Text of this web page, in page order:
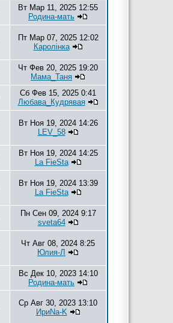
Вт Мар 11, 2025 12:55
Родина-мать
Пт Мар 07, 2025 12:02
Каролiнка
Чт Фев 20, 2025 19:20
Мама_Таня
Сб Фев 15, 2025 0:41
Любава_Кудрявая
Вт Ноя 19, 2024 14:26
LEV_58
Вт Ноя 19, 2024 14:25
La FieSta
Вт Ноя 19, 2024 13:39
La FieSta
Пн Сен 09, 2024 9:17
sveta64
Чт Авг 08, 2024 8:25
Юлия-Л
Вс Дек 10, 2023 14:10
Родина-мать
Ср Авг 30, 2023 13:10
ИриNа-K